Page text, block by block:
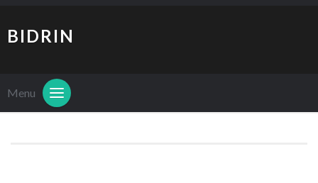
BIDRIN
Menu